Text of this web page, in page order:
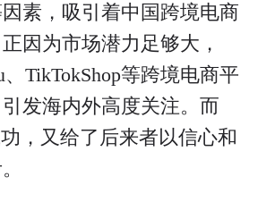
素，吸引着中国跨境电商
因为市场潜力足够大，
、TikTokShop等跨境电商平
发海内外高度关注。而
，又给了后来者以信心和